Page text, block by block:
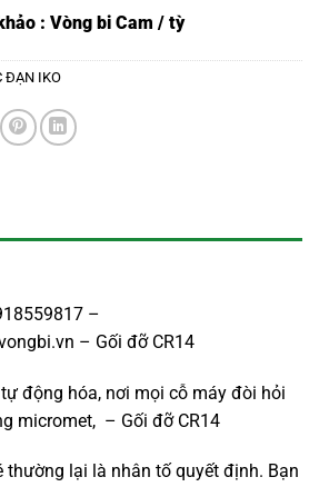
: Vòng bi Cam / tỳ
ĐẠN IKO
–
– Gối đỡ CR14
động hóa, nơi mọi cỗ máy đòi hỏi
micromet, – Gối đỡ CR14
thường lại là nhân tố quyết định. Bạn